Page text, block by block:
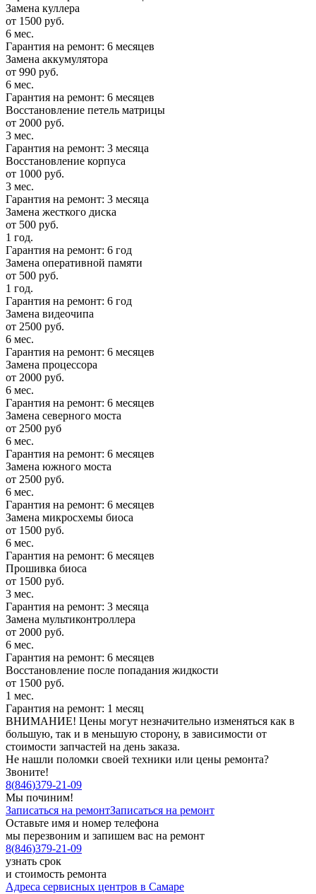
Замена куллера
от 1500 руб.
6 мес.
Гарантия на ремонт: 6 месяцев
Замена аккумулятора
от 990 руб.
6 мес.
Гарантия на ремонт: 6 месяцев
Восстановление петель матрицы
от 2000 руб.
3 мес.
Гарантия на ремонт: 3 месяца
Восстановление корпуса
от 1000 руб.
3 мес.
Гарантия на ремонт: 3 месяца
Замена жесткого диска
от 500 руб.
1 год.
Гарантия на ремонт: 6 год
Замена оперативной памяти
от 500 руб.
1 год.
Гарантия на ремонт: 6 год
Замена видеочипа
от 2500 руб.
6 мес.
Гарантия на ремонт: 6 месяцев
Замена процессора
от 2000 руб.
6 мес.
Гарантия на ремонт: 6 месяцев
Замена северного моста
от 2500 руб
6 мес.
Гарантия на ремонт: 6 месяцев
Замена южного моста
от 2500 руб.
6 мес.
Гарантия на ремонт: 6 месяцев
Замена микросхемы биоса
от 1500 руб.
6 мес.
Гарантия на ремонт: 6 месяцев
Прошивка биоса
от 1500 руб.
3 мес.
Гарантия на ремонт: 3 месяца
Замена мультиконтроллера
от 2000 руб.
6 мес.
Гарантия на ремонт: 6 месяцев
Восстановление после попадания жидкости
от 1500 руб.
1 мес.
Гарантия на ремонт: 1 месяц
ВНИМАНИЕ! Цены могут незначительно изменяться как в
большую, так и в меньшую сторону, в зависимости от
стоимости запчастей на день заказа.
Не нашли поломки своей техники или цены ремонта?
Звоните!
8(846)379-21-09
Мы починим!
Записаться на ремонтЗаписаться на ремонт
Оставьте имя и номер телефона
мы перезвоним и запишем вас на ремонт
8(846)379-21-09
узнать срок
и стоимость ремонта
Адреса сервисных центров в Самаре